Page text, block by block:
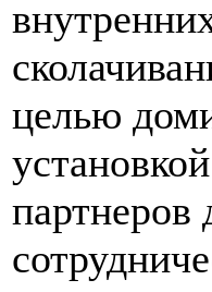
целью
партнеров